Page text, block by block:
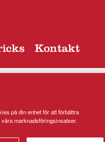
Kontakt
på din enhet för att förbättra
marknadsföringsinsatser.